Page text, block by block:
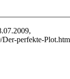
perfekte-